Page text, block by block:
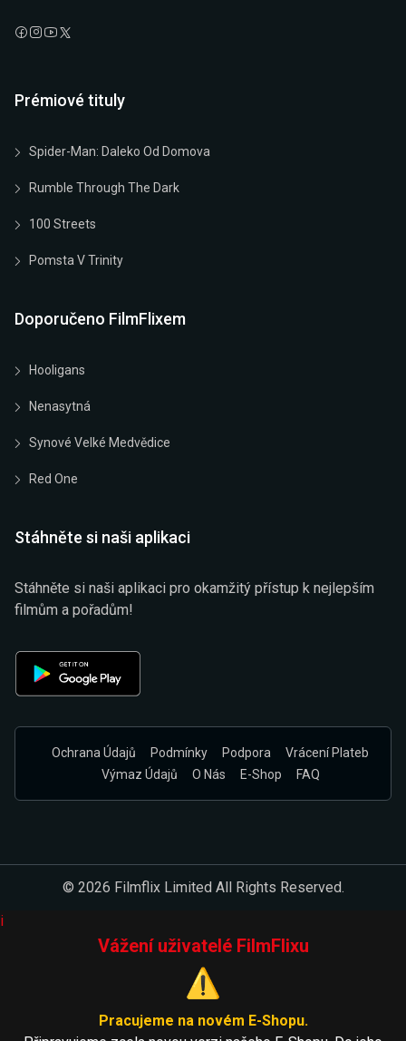
Prémiové tituly
Spider-Man: Daleko Od Domova
Rumble Through The Dark
100 Streets
Pomsta V Trinity
Doporučeno FilmFlixem
Hooligans
Nenasytná
Synové Velké Medvědice
Red One
Stáhněte si naši aplikaci
Stáhněte si naši aplikaci pro okamžitý přístup k nejlepším
filmům a pořadům!
Ochrana Údajů Podmínky Podpora
Vrácení Plateb
Výmaz Údajů
O Nás E-Shop FAQ
© 2026 Filmflix Limited All Rights Reserved.
i
Vážení uživatelé FilmFlixu
⚠️
Pracujeme na novém E-Shopu.